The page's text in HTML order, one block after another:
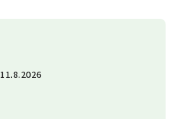
11.8.2026